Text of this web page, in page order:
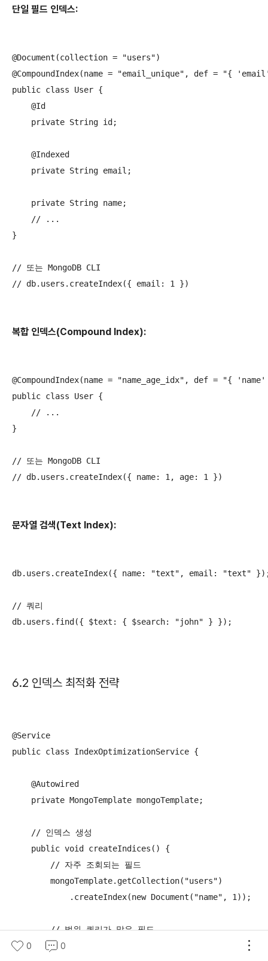
단일 필드 인덱스:
@Document(collection = "users")
@CompoundIndex(name = "email_unique", def = "{
public class User {
    @Id
    private String id;
    @Indexed
    private String email;
    private String name;
    // ...
}
// 또는 MongoDB CLI
// db.users.createIndex({ email: 1 })
복합 인덱스(Compound Index):
@CompoundIndex(name = "name_age_idx", def = "{
public class User {
    // ...
}
// 또는 MongoDB CLI
// db.users.createIndex({ name: 1, age: 1 })
문자열 검색(Text Index):
db.users.createIndex({ name: "text", email: "text"
// 쿼리
db.users.find({ $text: { $search: "john" } });
6.2 인덱스 최적화 전략
@Service
public class IndexOptimizationService {
    @Autowired
    private MongoTemplate mongoTemplate;
    // 인덱스 생성
    public void createIndices() {
        // 자주 조회되는 필드
        mongoTemplate.getCollection("users")
            .createIndex(new Document("name", 1));
        // 범위 쿼리가 많은 필드
        mongoTemplate.getCollection("users")
0 0